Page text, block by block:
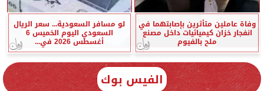
وفاة عاملين متأثرين بإصابتهما في
انفجار خزان كيميائيات داخل مصنع
ملح بالفيوم
لو مسافر السعودية... سعر الريال
السعودي اليوم الخميس 6
أغسطس 2026 في...
الفيس بوك